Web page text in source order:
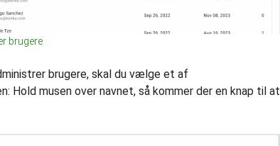
brugere
brugere, skal du vælge et af
Hold musen over navnet, så kommer der en knap til at